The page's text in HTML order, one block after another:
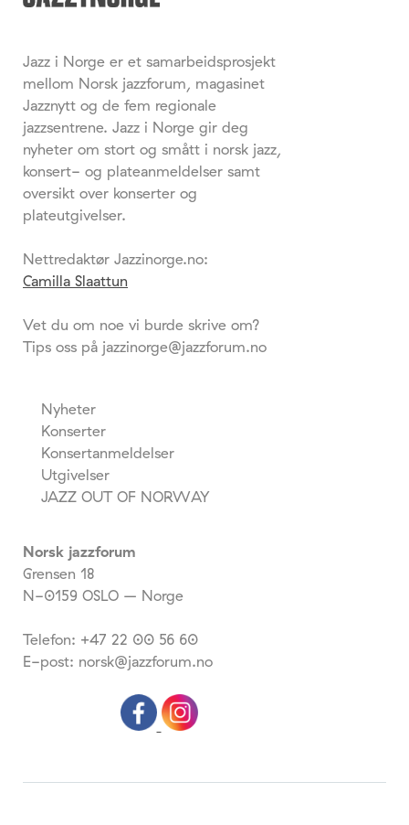
Jazz i Norge er et samarbeidsprosjekt
mellom Norsk jazzforum, magasinet
Jazznytt og de fem regionale
jazzsentrene. Jazz i Norge gir deg
nyheter om stort og smått i norsk jazz,
konsert- og plateanmeldelser samt
oversikt over konserter og
plateutgivelser.
Nettredaktør Jazzinorge.no:
Camilla Slaattun
Vet du om noe vi burde skrive om?
Tips oss på jazzinorge@jazzforum.no
Nyheter
Konserter
Konsertanmeldelser
Utgivelser
JAZZ OUT OF NORWAY
Norsk jazzforum
Grensen 18
N-0159 OSLO – Norge
Telefon: +47 22 00 56 60
E-post: norsk@jazzforum.no